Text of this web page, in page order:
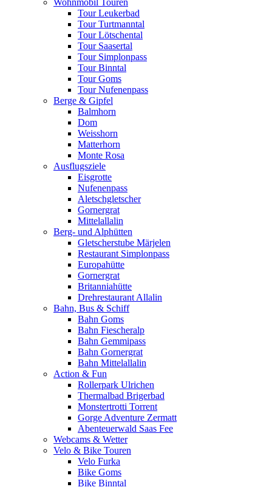
Wohnmobil Touren
Tour Leukerbad
Tour Turtmanntal
Tour Lötschental
Tour Saasertal
Tour Simplonpass
Tour Binntal
Tour Goms
Tour Nufenenpass
Berge & Gipfel
Balmhorn
Dom
Weisshorn
Matterhorn
Monte Rosa
Ausflugsziele
Eisgrotte
Nufenenpass
Aletschgletscher
Gornergrat
Mittelallalin
Berg- und Alphütten
Gletscherstube Märjelen
Restaurant Simplonpass
Europahütte
Gornergrat
Britanniahütte
Drehrestaurant Allalin
Bahn, Bus & Schiff
Bahn Goms
Bahn Fiescheralp
Bahn Gemmipass
Bahn Gornergrat
Bahn Mittelallalin
Action & Fun
Rollerpark Ulrichen
Thermalbad Brigerbad
Monstertrotti Torrent
Gorge Adventure Zermatt
Abenteuerwald Saas Fee
Webcams & Wetter
Velo & Bike Touren
Velo Furka
Bike Goms
Bike Binntal